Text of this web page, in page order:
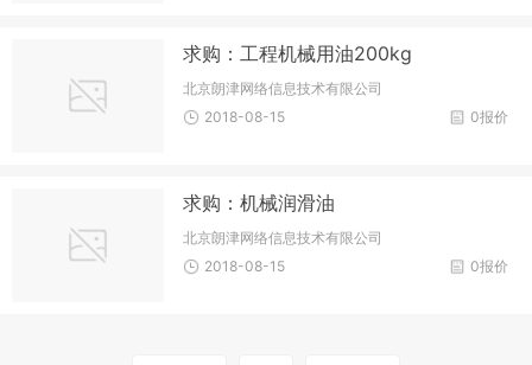
求购：工程机械用油200kg
北京朗津网络信息技术有限公司
0报价
2018-08-15
求购：机械润滑油
北京朗津网络信息技术有限公司
0报价
2018-08-15